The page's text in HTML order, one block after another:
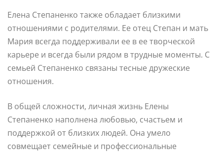
Елена Степаненко также обладает близкими
отношениями с родителями. Ее отец Степан и мать
Мария всегда поддерживали ее в ее творческой
карьере и всегда были рядом в трудные моменты. С
семьей Степаненко связаны тесные дружеские
отношения.
В общей сложности, личная жизнь Елены
Степаненко наполнена любовью, счастьем и
поддержкой от близких людей. Она умело
совмещает семейные и профессиональные